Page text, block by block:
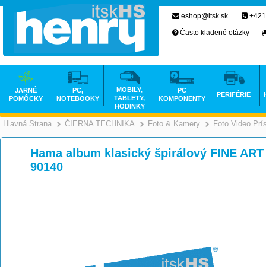
Hlavná Strana >
ČIERNA TECHNIKA >
Foto & Kamery Foto Video
Hama album klasický špirálový FINE
90140
eshop@itsk.sk
Často kladené otázky
JARNÉ
POMÔCKY
PC,
NOTEBOOKY
MOBILY,
TABLETY,
HODINKY
PC
KOMPONENTY
PERIFÉRIE